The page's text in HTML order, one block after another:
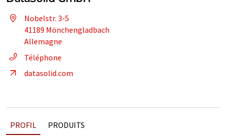
Nobelstr. 3-5
41189 Mönchengladbach
Allemagne
Téléphone
datasolid.com
PROFIL PRODUITS